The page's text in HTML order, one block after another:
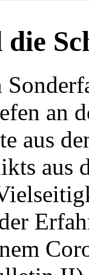
an
aus
aus